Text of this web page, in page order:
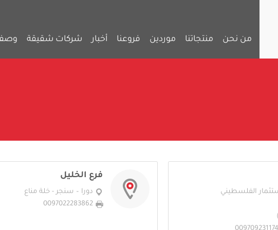
من نحن منتجاتنا موردين فروعنا أخبار شركات شقيقة
الفلسطيني
فرع الخليل
دورا – سنجر - خلة مناع
0097022283862